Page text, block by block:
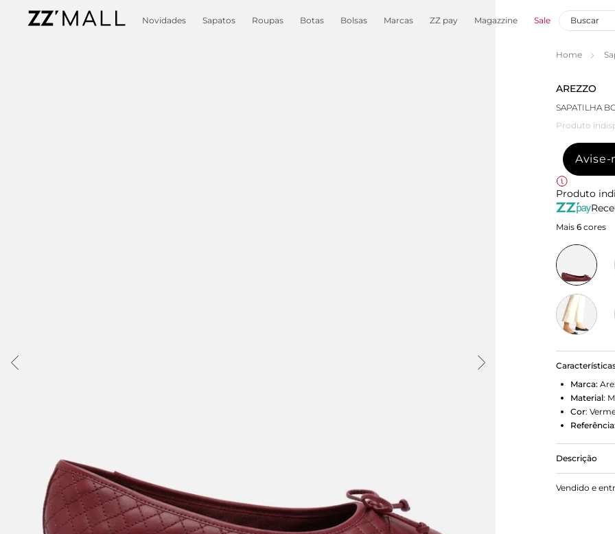
Novidades Sapatos Roupas Botas Bolsas Marcas ZZ pay Magazzine Sale
Home
AREZZO
SAPATILHA
Produto
Avise-
Produto
Mais 6 cores
Marca:
Material:
Cor:
Referência:
Descrição
Sapatilha
formato
Vendido e